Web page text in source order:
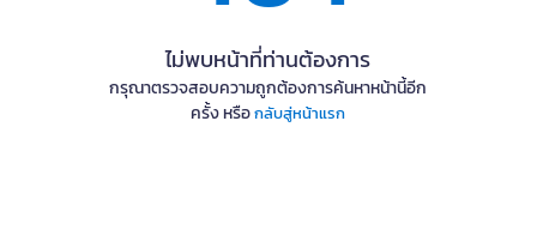
ไม่พบหน้าที่ท่านต้องการ
กรุณาตรวจสอบความถูกต้องการค้นหาหน้านี้อีก
ครั้ง หรือกลับสู่หน้าแรก